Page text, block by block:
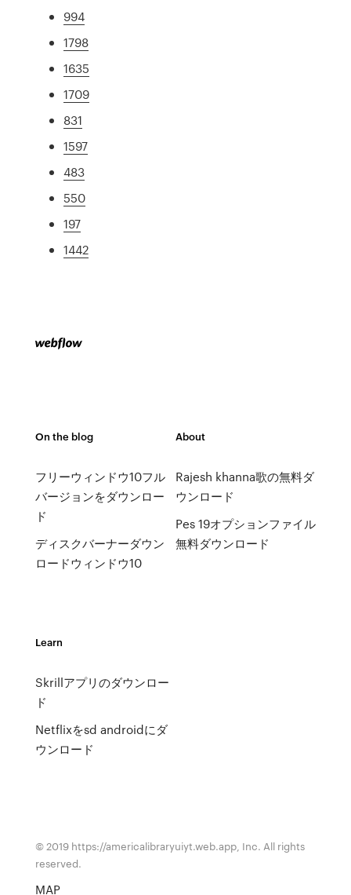
994
1798
1635
1709
831
1597
483
550
197
1442
On the blog
フリーウィンドウ10フル
バージョンをダウンロー
ド
ディスクバーナーダウン
ロードウィンドウ10
About
Rajesh khanna歌の無料ダ
ウンロード
Pes 19オプションファイル
無料ダウンロード
Learn
Skrillアプリのダウンロー
ド
Netflixをsd androidにダ
ウンロード
© 2019 https://americalibraryuiyt.web.app, Inc. All rights
reserved.
MAP